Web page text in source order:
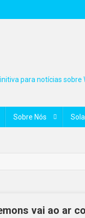
para notícias sobre
Sobre Nós
vai ao ar